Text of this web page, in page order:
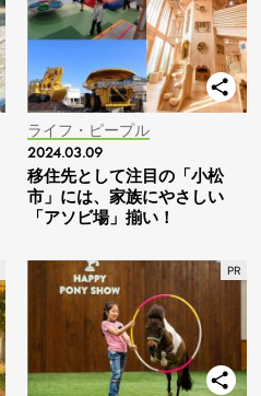
ライフ・ピープル
2024.03.09
移住先として注目の「小松
市」には、家族にやさしい
「アソビ場」揃い！